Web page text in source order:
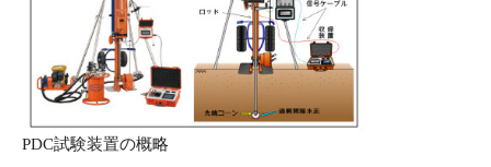
PDC試験装置の概略